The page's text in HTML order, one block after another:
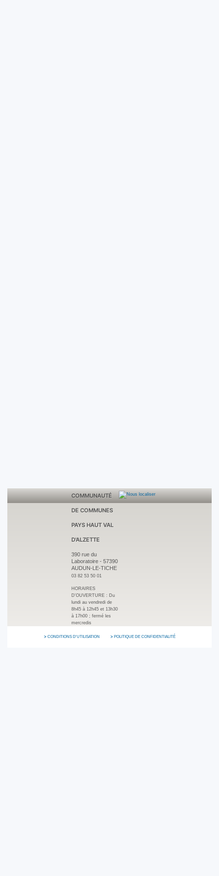
COMMUNAUTÉ
DE COMMUNES
PAYS HAUT VAL
D'ALZETTE
390 rue du
Laboratoire -57390
AUDUN-LE-TICHE
03 82 53 50 01
HORAIRES
D'OUVERTURE : Du
lundi au vendredi de
8h45 à 12h45 et 13h30
à 17h00 ; fermé les
mercredis
CONDITIONS D'UTILISATION POLITIQUE DE CONFIDENTIALITÉ